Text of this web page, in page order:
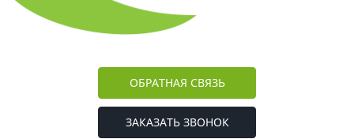
ОБРАТНАЯ СВЯЗЬ
ЗАКАЗАТЬ ЗВОНОК